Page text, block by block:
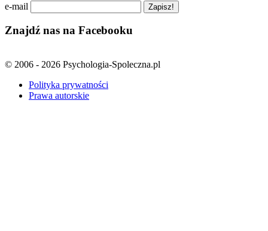
e-mail
Znajdź nas na Facebooku
© 2006 - 2026 Psychologia-Spoleczna.pl
Polityka prywatności
Prawa autorskie